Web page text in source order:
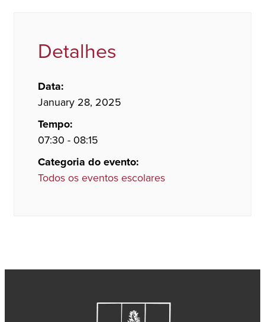
Detalhes
Data:
January 28, 2025
Tempo:
07:30 - 08:15
Categoria do evento:
Todos os eventos escolares